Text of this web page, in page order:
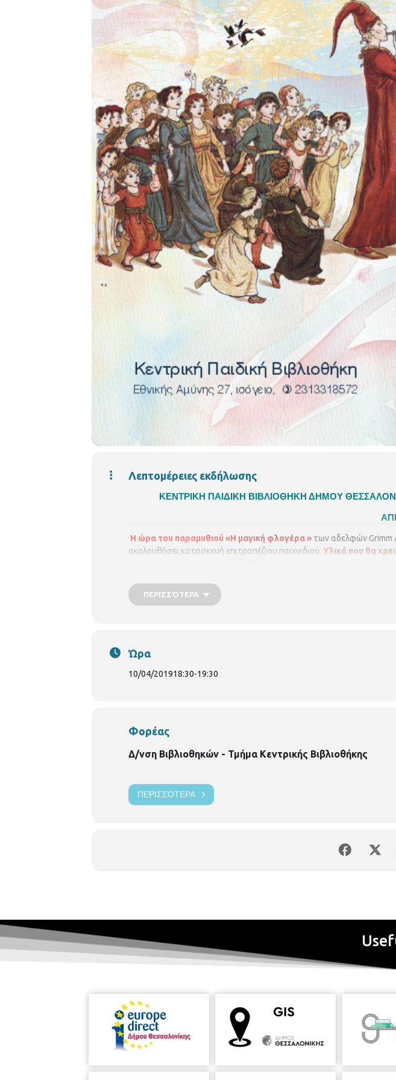
Λεπτομέρειες εκδήλωσης
ΚΕΝΤΡΙΚΗ ΠΑΙΔΙΚΗ ΒΙΒΛΙΟΘΗΚΗ ΔΗΜΟΥ
Η ώρα του παραμυθιού «Η μαγική φλογέρα» των αδελφών Grimm
ακολουθήσει κατασκευή επιτραπέζιου παιχνιδιού. Υλικά που θα
ΠΕΡΙΣΣΌΤΕΡΑ
Ώρα
10/04/201918:30-19:30
Φορέας
Δ/νση Βιβλιοθηκών - Τμήμα Κεντρικής Βιβλιοθήκης
ΠΕΡΙΣΣΌΤΕΡΑ